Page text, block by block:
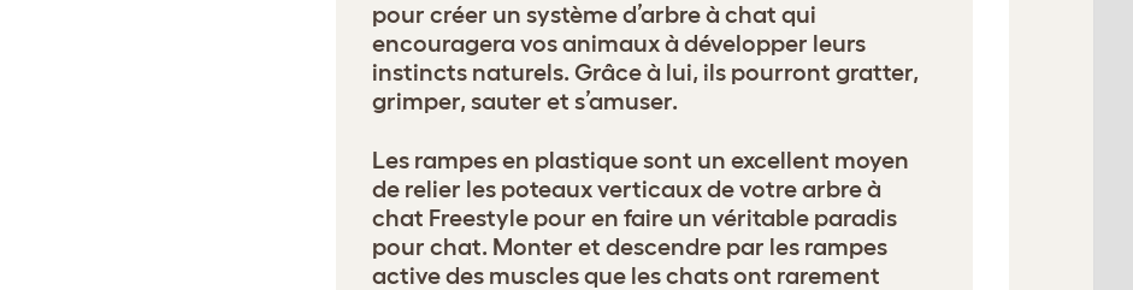
pour créer un système d’arbre à chat qui
encouragera vos animaux à développer leurs
instincts naturels. Grâce à lui, ils pourront gratter,
grimper, sauter et s’amuser.
Les rampes en plastique sont un excellent moyen
de relier les poteaux verticaux de votre arbre à
chat Freestyle pour en faire un véritable paradis
pour chat. Monter et descendre par les rampes
active des muscles que les chats ont rarement